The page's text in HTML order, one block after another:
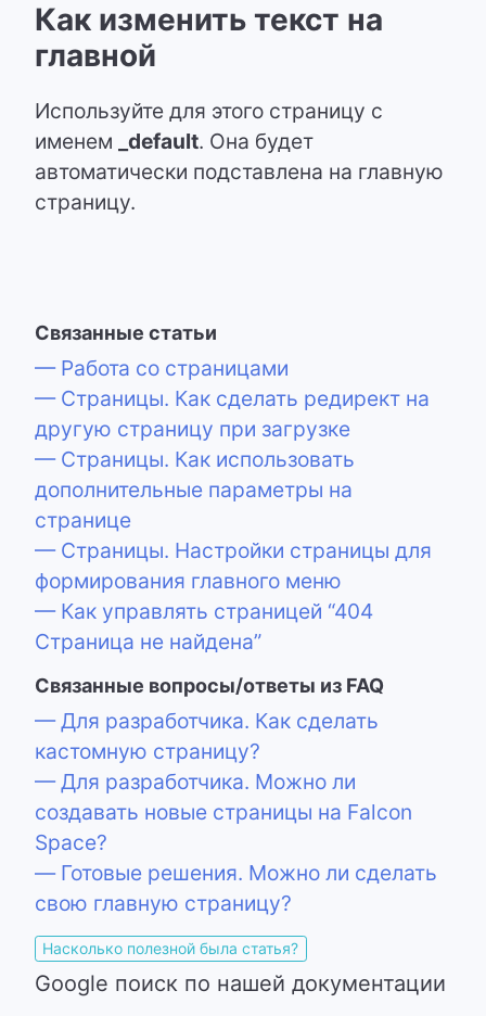
Как изменить текст на
главной
Используйте для этого страницу с
именем
_default. Она будет
автоматически подставлена на главную
страницу.
Связанные статьи
— Работа со страницами
— Страницы. Как сделать редирект на
другую страницу при загрузке
— Страницы. Как использовать
дополнительные параметры на
странице
— Страницы. Настройки страницы для
формирования главного меню
— Как управлять страницей “404
Страница не найдена”
Связанные вопросы/ответы из FAQ
— Для разработчика. Как сделать
кастомную страницу?
— Для разработчика. Можно ли
создавать новые страницы на Falcon
Space?
— Готовые решения. Можно ли сделать
свою главную страницу?
Насколько полезной была статья?
Google поиск по нашей документации